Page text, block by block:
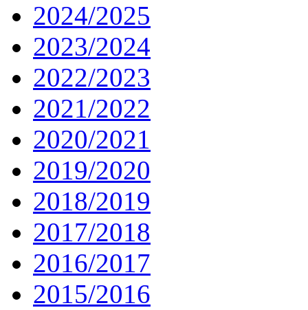
2024/2025
2023/2024
2022/2023
2021/2022
2020/2021
2019/2020
2018/2019
2017/2018
2016/2017
2015/2016